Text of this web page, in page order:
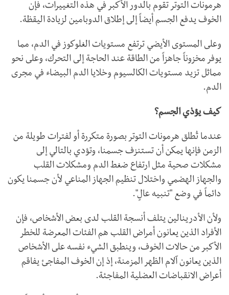
هرمونات التوتر تقوم بالدور الأكبر في هذه التغييرات، فإن
الخوف يدفع الجسم أيضاً إلى إطلاق الدوبامين لزيادة اليقظة.
وعلى المستوى الأيضي ترتفع مستويات الغلوكوز في الدم، مما
يوفر مخزوناً جاهزاً من الطاقة عند الحاجة إلى التحرك، وعلى نحو
مماثل تزيد مستويات الكالسيوم وخلايا الدم البيضاء في مجرى
الدم.
كيف يؤذي الجسم؟
عندما تُطلق هرمونات التوتر بصورة متكررة أو لفترات طويلة من
الزمن فإنها يمكن أن تستنزف جسمنا، وتؤدي بالتالي إلى
مشكلات صحية مثل ارتفاع ضغط الدم ومشكلات القلب
والجهاز الهضمي واختلال تنظيم الجهاز المناعي لأن جسمنا يكون
دائماً في وضع "تنبيه عالٍ".
ولأن الأدرينالين يتلف أنسجة القلب لدى بعض الأشخاص، فإن
الأفراد الذين يعانون أمراض القلب هم الفئات المعرضة للخطر
الأكبر من حالات الخوف، وينطبق الشيء نفسه على الأشخاص
الذين يعانون آلام الظهر المزمنة، إذ إن الخوف المفاجئ يفاقم
أعراض الانقباضات العضلية المفاجئة.